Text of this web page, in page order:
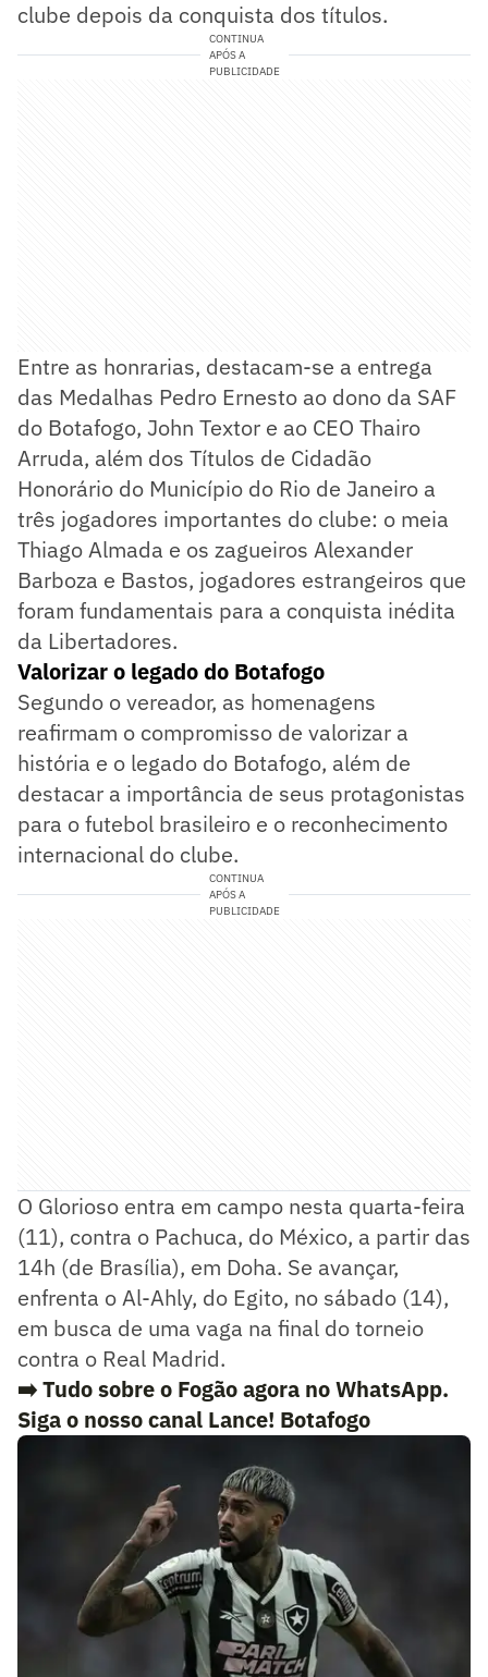
clube depois da conquista dos títulos.
CONTINUA
APÓS A
PUBLICIDADE
Entre as honrarias, destacam-se a entrega
das Medalhas Pedro Ernesto ao dono da SAF
do Botafogo, John Textor e ao CEO Thairo
Arruda, além dos Títulos de Cidadão
Honorário do Município do Rio de Janeiro a
três jogadores importantes do clube: o meia
Thiago Almada e os zagueiros Alexander
Barboza e Bastos, jogadores estrangeiros que
foram fundamentais para a conquista inédita
da Libertadores.
Valorizar o legado do Botafogo
Segundo o vereador, as homenagens
reafirmam o compromisso de valorizar a
história e o legado do Botafogo, além de
destacar a importância de seus protagonistas
para o futebol brasileiro e o reconhecimento
internacional do clube.
CONTINUA
APÓS A
PUBLICIDADE
O Glorioso entra em campo nesta quarta-feira
(11), contra o Pachuca, do México, a partir das
14h (de Brasília), em Doha. Se avançar,
enfrenta o Al-Ahly, do Egito, no sábado (14),
em busca de uma vaga na final do torneio
contra o Real Madrid.
➡️ Tudo sobre o Fogão agora no WhatsApp.
Siga o nosso canal Lance! Botafogo